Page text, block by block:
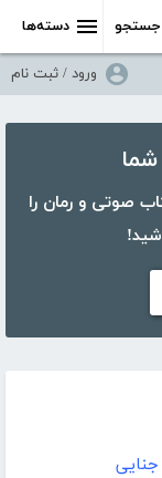
دسته‌ها جستجو
ورود / ثبت نام
بیش از ۵۰،۰۰۰ کتاب، کتاب صوتی و رمان را
جنایی